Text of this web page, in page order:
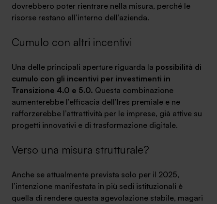
dovrebbero poter rientrare nella misura, perché le
risorse restano all’interno dell’azienda.
Cumulo con altri incentivi
Una delle principali aperture riguarda la possibilità di
cumulo con gli incentivi per investimenti in
Transizione 4.0 e 5.0. Questa combinazione
aumenterebbe l’efficacia dell’Ires premiale e ne
rafforzerebbe l’attrattività per le imprese, già attive su
progetti innovativi e di trasformazione digitale.
Verso una misura strutturale?
Anche se attualmente prevista solo per il 2025,
l’intenzione manifestata in più sedi istituzionali è
quella di rendere questa agevolazione stabile, magari